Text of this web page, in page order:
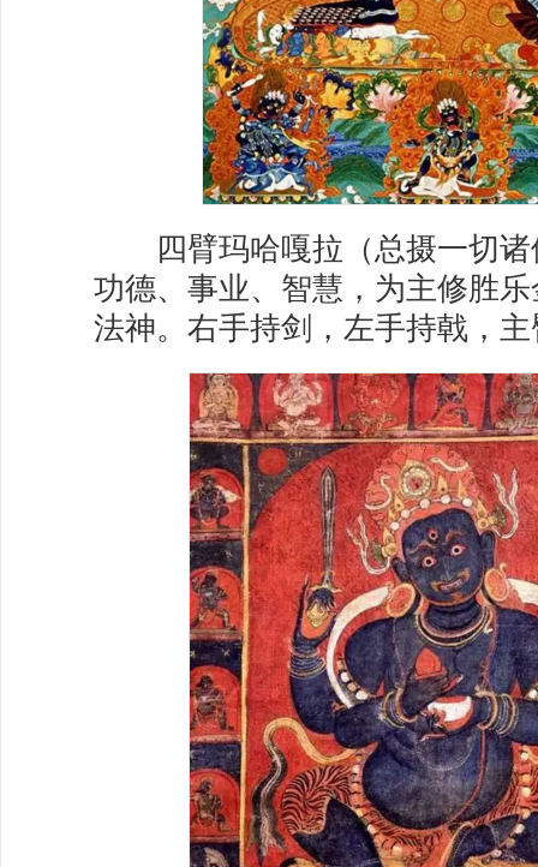
四臂玛哈嘎拉（总摄一切诸
功德、事业、智慧，为主修胜
法神。右手持剑，左手持戟，